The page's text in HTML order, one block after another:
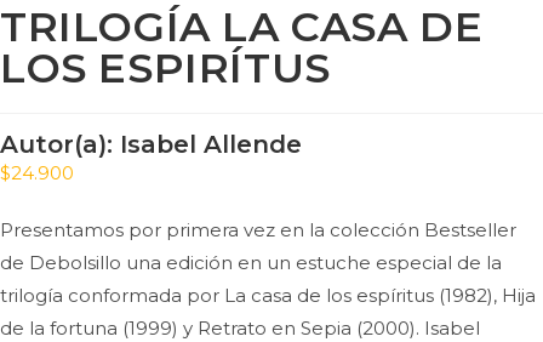
TRILOGÍA LA CASA DE
LOS ESPIRÍTUS
Autor(a): Isabel Allende
$24.900
Presentamos por primera vez en la colección Bestseller
de Debolsillo una edición en un estuche especial de la
trilogía conformada por La casa de los espíritus (1982), Hija
de la fortuna (1999) y Retrato en Sepia (2000). Isabel